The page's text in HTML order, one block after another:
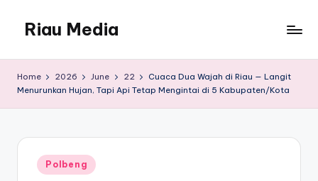
content
Riau Media
website
Home 2026 June 22
Cuaca Dua Wajah di Riau — Langit
Menurunkan Hujan, Tapi Api Tetap Mengintai di 5 Kabupaten/Kota
Posted
in
Polbeng